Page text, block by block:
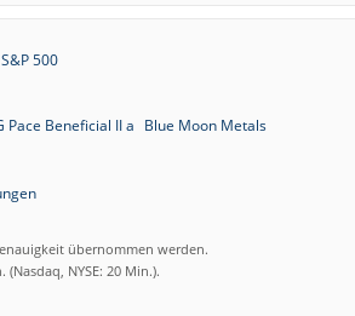
S&P 500
Pace Beneficial II a Blue Moon Metals
übernommen werden.
NYSE: 20 Min.).